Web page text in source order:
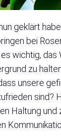
geklärt
bei
wichtig, das
zu
unsere
sind?
Haltung und